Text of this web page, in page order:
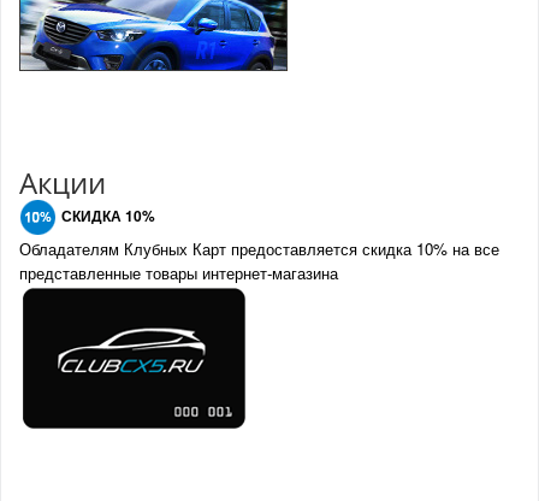
Акции
СКИДКА 10%
Обладателям Клубных Карт предоставляется скидка 10% на все
представленные товары интернет-магазина